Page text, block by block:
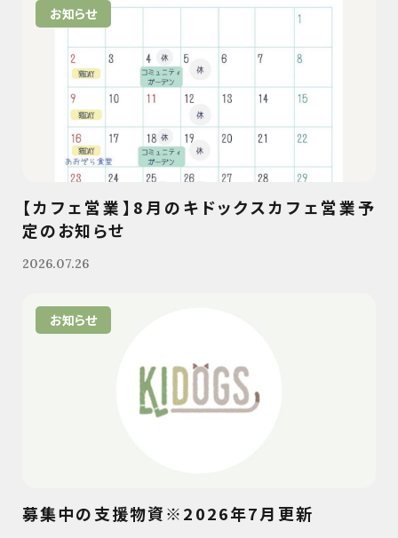
お知らせ
【カフェ営業】8月のキドックスカフェ営業予
定のお知らせ
2026.07.26
お知らせ
募集中の支援物資※2026年7月更新